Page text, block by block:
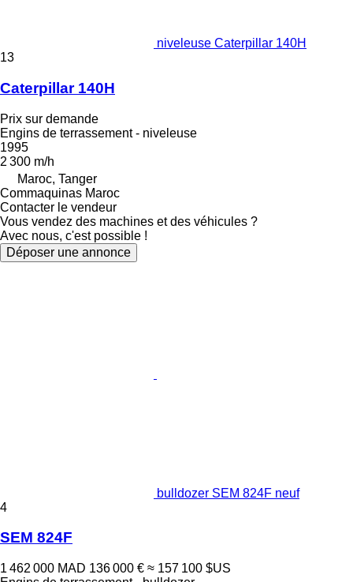
niveleuse Caterpillar 140H
13
Caterpillar 140H
Prix sur demande
Engins de terrassement - niveleuse
1995
2 300 m/h
Maroc, Tanger
Commaquinas Maroc
Contacter le vendeur
Vous vendez des machines et des véhicules ?
Avec nous, c'est possible !
Déposer une annonce
bulldozer SEM 824F neuf
4
SEM 824F
1 462 000 MAD 136 000 € ≈ 157 100 $US